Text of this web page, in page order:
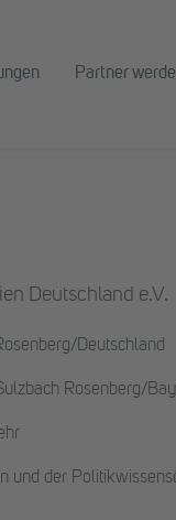
Partner
Deutschland e.V.
Deutschland
Rosenberg/
und der